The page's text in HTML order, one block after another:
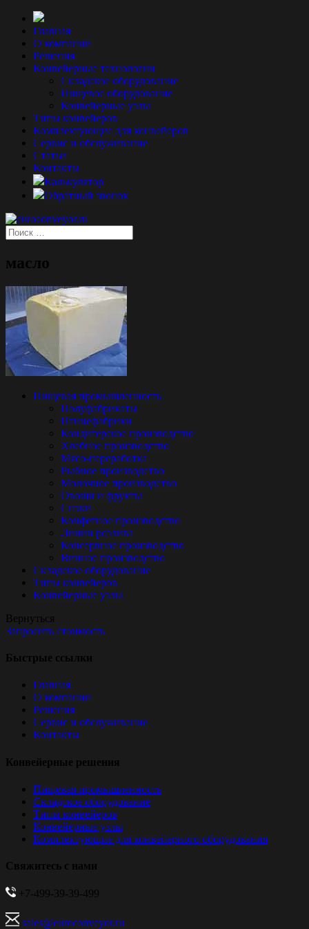
Главная
О компании
Решения
Конвейерные технологии
Складское оборудование
Пищевое оборудование
Конвейерные узлы
Типы конвейеров
Комплектующие для конвейеров
Сервис и обслуживание
Статьи
Контакты
Калькулятор
Обратный звонок
масло
Пищевая промышленность
Полуфабрикаты
Птицефабрики
Кондитерское производство
Хлебное производство
Мясо-переработка
Рыбное производство
Молочное производство
Овощи и фрукты
Снэки
Конфетное производство
Линии розлива
Консервное производство
Винное производство
Складское оборудование
Типы конвейеров
Конвейерные узлы
Вернуться
Запросить стоимость
Быстрые ссылки
Главная
О компании
Решения
Сервис и обслуживание
Контакты
Конвейерные решения
Пищевая промышленность
Складское оборудование
Типы конвейеров
Конвейерные узлы
Комплектующие для конвейерного оборудования
Свяжитесь с нами
+7-499-39-39-499
sales@euroconveyor.ru